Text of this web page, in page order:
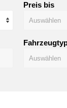
Preis bis